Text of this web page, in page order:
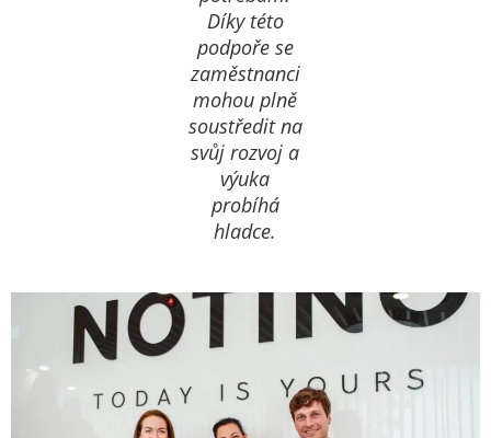
Díky této
podpoře se
zaměstnanci
mohou plně
soustředit na
svůj rozvoj a
výuka
probíhá
hladce.